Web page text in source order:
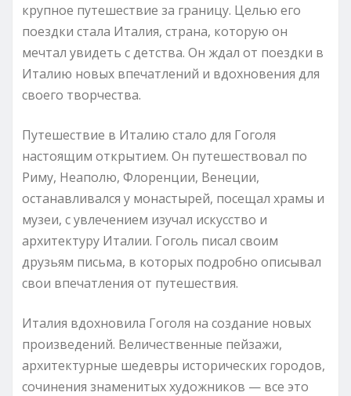
крупное путешествие за границу. Целью его
поездки стала Италия, страна, которую он
мечтал увидеть с детства. Он ждал от поездки в
Италию новых впечатлений и вдохновения для
своего творчества.
Путешествие в Италию стало для Гоголя
настоящим открытием. Он путешествовал по
Риму, Неаполю, Флоренции, Венеции,
останавливался у монастырей, посещал храмы и
музеи, с увлечением изучал искусство и
архитектуру Италии. Гоголь писал своим
друзьям письма, в которых подробно описывал
свои впечатления от путешествия.
Италия вдохновила Гоголя на создание новых
произведений. Величественные пейзажи,
архитектурные шедевры исторических городов,
сочинения знаменитых художников — все это